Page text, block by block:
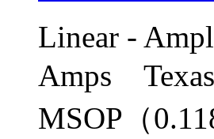
Linear -
Amps
MSOP（